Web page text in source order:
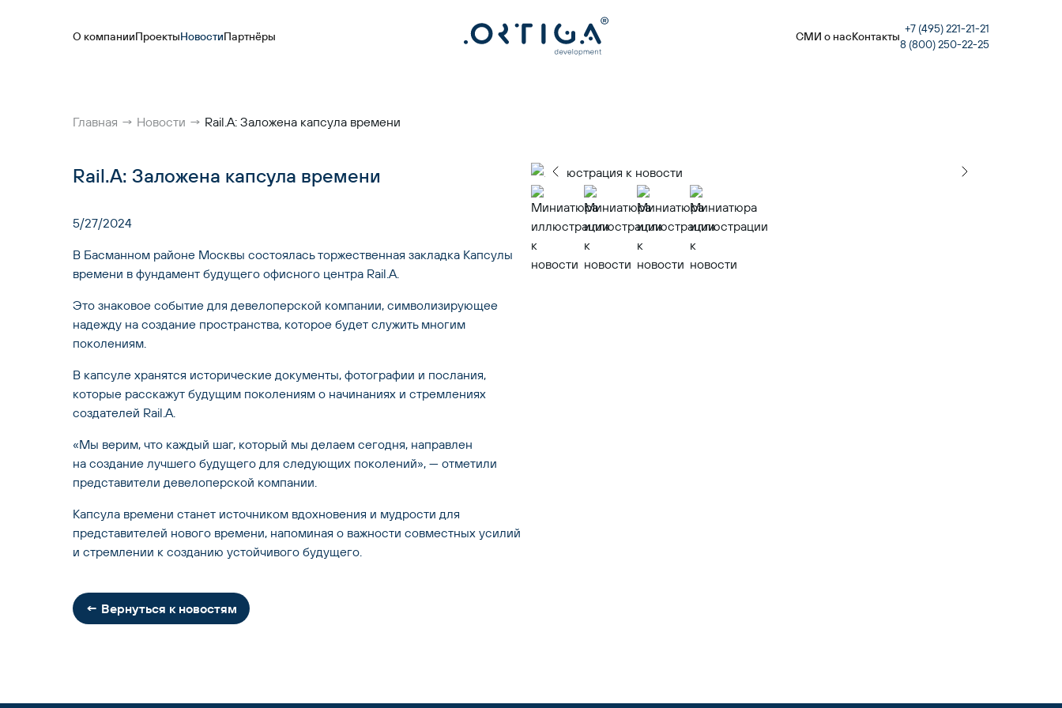
О компанииПроектыНовостиПартнёры СМИ о насКонтакты
+7 (495) 221-21-21
8 (800) 250-22-25
Главная → Новости → Rail.A: Заложена капсула времени
Rail.A: Заложена капсула времени
5/27/2024
В Басманном районе Москвы состоялась торжественная закладка Капсулы
времени в фундамент будущего офисного центра Rail.A.
Это знаковое событие для девелоперской компании, символизирующее
надежду на создание пространства, которое будет служить многим
поколениям.
В капсуле хранятся исторические документы, фотографии и послания,
которые расскажут будущим поколениям о начинаниях и стремлениях
создателей Rail.A.
«Мы верим, что каждый шаг, который мы делаем сегодня, направлен
на создание лучшего будущего для следующих поколений», — отметили
представители девелоперской компании.
Капсула времени станет источником вдохновения и мудрости для
представителей нового времени, напоминая о важности совместных усилий
и стремлении к созданию устойчивого будущего.
← Вернуться к новостям